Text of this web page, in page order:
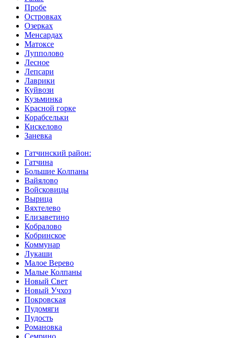
Пробе
Островках
Озерках
Менсардах
Матоксе
Лупполово
Лесное
Лепсари
Лаврики
Куйвози
Кузьминка
Красной горке
Корабсельки
Кискелово
Заневка
Гатчинский район:
Гатчина
Большие Колпаны
Вайялово
Войсковицы
Вырица
Вяхтелево
Елизаветино
Кобралово
Кобринское
Коммунар
Лукаши
Малое Верево
Малые Колпаны
Новый Свет
Новый Учхоз
Покровская
Пудомяги
Пудость
Романовка
Семрино